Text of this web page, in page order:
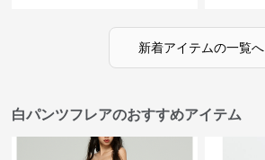
新着アイテムの一覧へ
白パンツフレアのおすすめアイテム